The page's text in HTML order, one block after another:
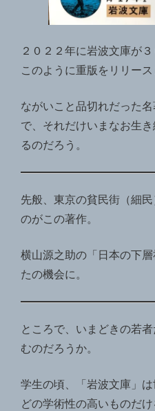
２０２２年に岩波文庫が
このように重版をリリース
ながいこと品切れだった
で、それだけいまなお生
るのだろう。
先般、東京の貧民街（細
のがこの著作。
横山源之助の「日本の下
たの機会に。
ところで、いまどきの若
むのだろうか。
学生の頃、「岩波文庫」
どの学術性の高いものだ